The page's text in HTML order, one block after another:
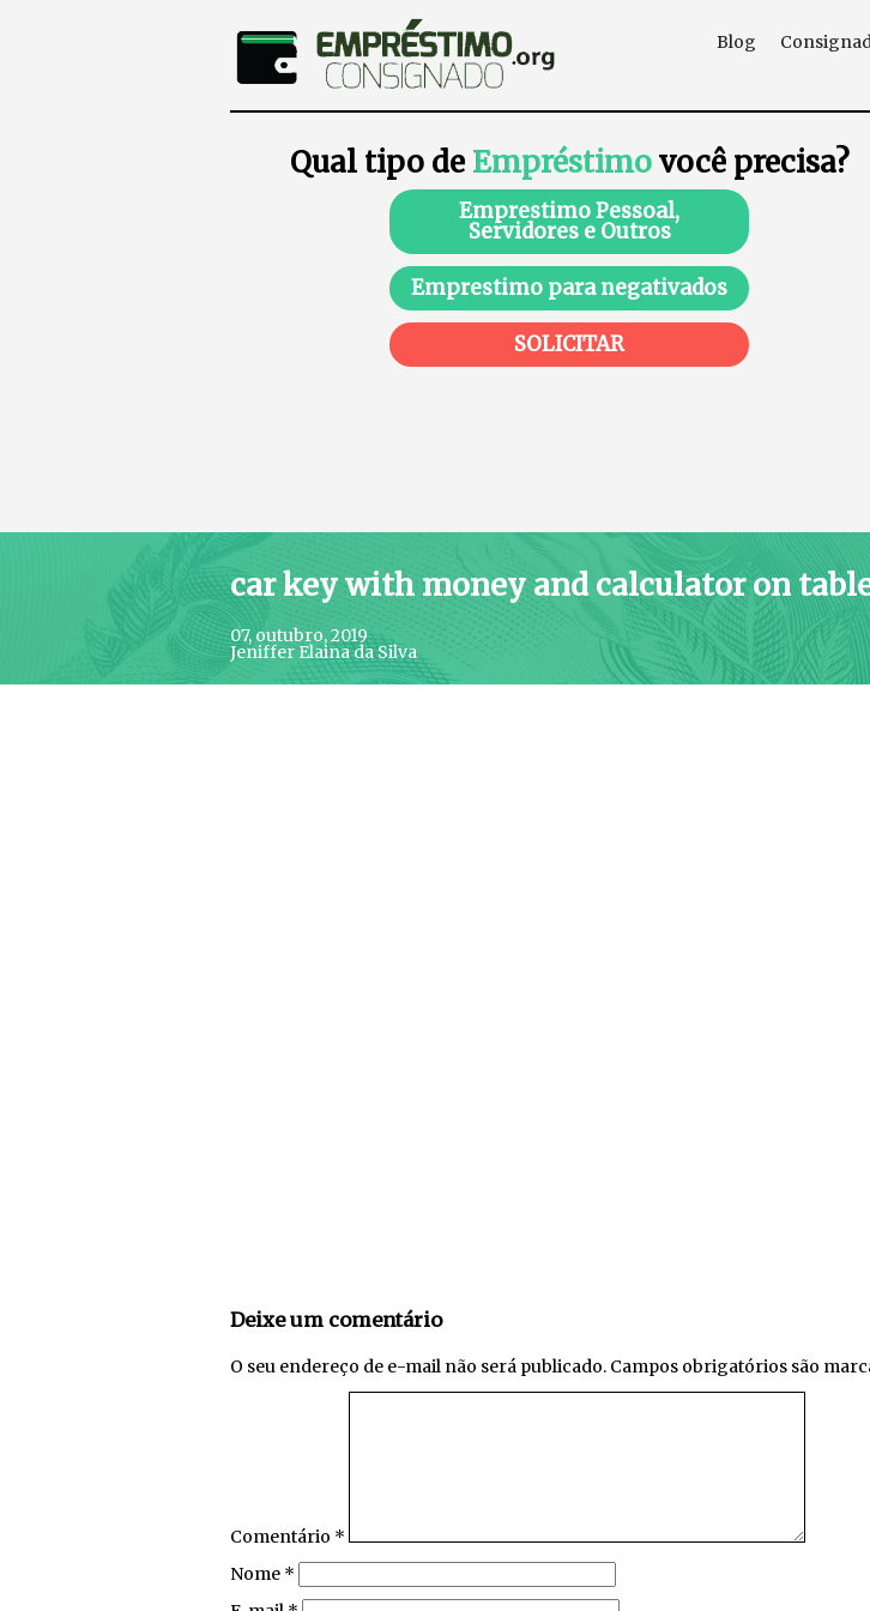
Blog
Qual tipo de Empréstimovocê precisa?
Emprestimo Pessoal,
Servidores e Outros
Emprestimo para negativados
SOLICITAR
car key with money and calculator on
07, outubro, 2019
Jeniffer Elaina da Silva
Deixe um comentário
O seu endereço de e-mail não será publicado. Campos obrigatórios são
Comentário *
Nome *